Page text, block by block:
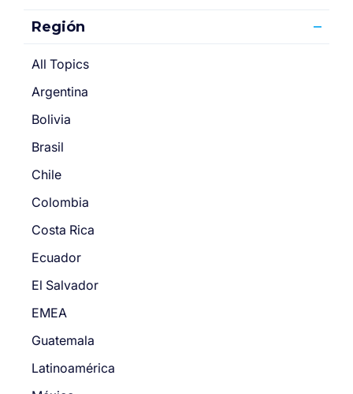
Región
All Topics
Argentina
Bolivia
Brasil
Chile
Colombia
Costa Rica
Ecuador
El Salvador
EMEA
Guatemala
Latinoamérica